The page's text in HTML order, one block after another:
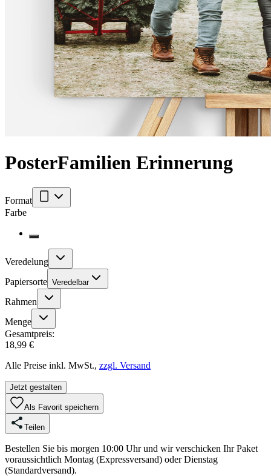
PosterFamilien Erinnerung
Format
Farbe
Veredelung
Papiersorte Veredelbar
Rahmen
Menge
Gesamtpreis:
18,99 €
Alle Preise inkl. MwSt., zzgl. Versand
Jetzt gestalten
Als Favorit speichern
Teilen
Bestellen Sie bis morgen 10:00 Uhr und wir verschicken Ihr Paket
voraussichtlich Montag (Expressversand) oder Dienstag
(Standardversand).